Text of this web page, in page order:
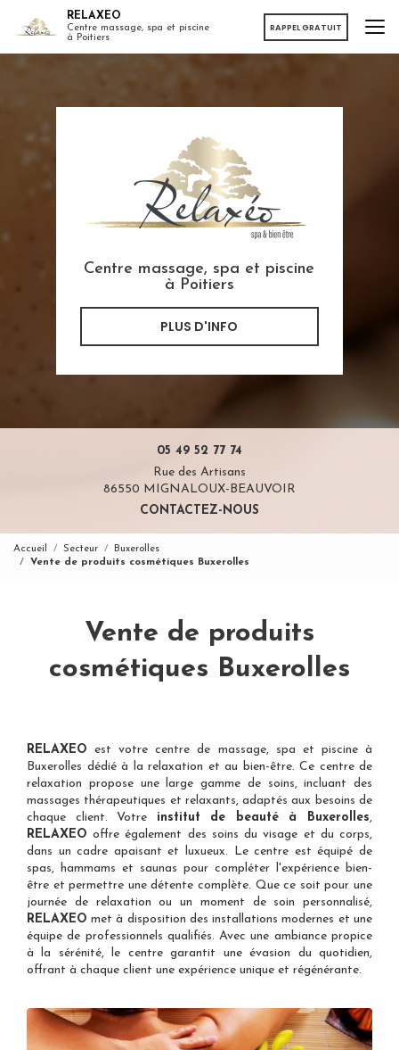
RELAXEO
Centre massage, spa et piscine
à Poitiers
RAPPEL GRATUIT
Centre massage, spa et piscine
à Poitiers
PLUS D'INFO
05 49 52 77 74
Rue des Artisans
86550 MIGNALOUX-BEAUVOIR
CONTACTEZ-NOUS
Accueil Secteur
Buxerolles
Vente de produits cosmétiques Buxerolles
Vente de produits
cosmétiques Buxerolles
RELAXEO est votrecentre de massage, spa et piscine à
Buxerolles dédié à la relaxation et au bien-être. Ce centre de
relaxation propose une large gamme de soins, incluant des
massages thérapeutiques et relaxants, adaptés aux besoins de
chaque client. Votre institut de beauté à Buxerolles,
RELAXEO offre également des soins du visage et du corps,
dans un cadre apaisant et luxueux. Le centre est équipé de
spas, hammams et saunas pour compléter l'expérience bien-
être et permettre une détente complète. Que ce soit pour une
journée de relaxation ou un moment de soin personnalisé,
RELAXEO met à disposition des installations modernes et une
équipe de professionnels qualifiés. Avec une ambiance propice
à la sérénité, le centre garantit une évasion du quotidien,
offrant à chaque client une expérience unique et régénérante.